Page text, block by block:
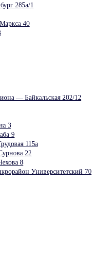
285а/1
40
— Байкальская 202/12
3
9
115а
22
8
Университетский 70